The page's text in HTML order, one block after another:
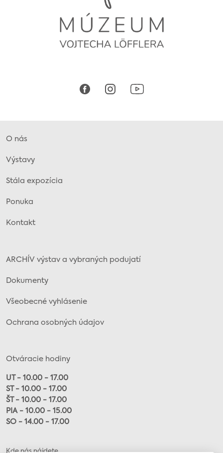
O nás
Výstavy
Stála expozícia
Ponuka
Kontakt
ARCHÍV výstav a vybraných podujatí
Dokumenty
Všeobecné vyhlásenie
Ochrana osobných údajov
Otváracie hodiny
UT - 10.00 - 17.00
ST - 10.00 - 17.00
ŠT - 10.00 - 17.00
PIA - 10.00 - 15.00
SO - 14.00 - 17.00
Kde nás nájdete